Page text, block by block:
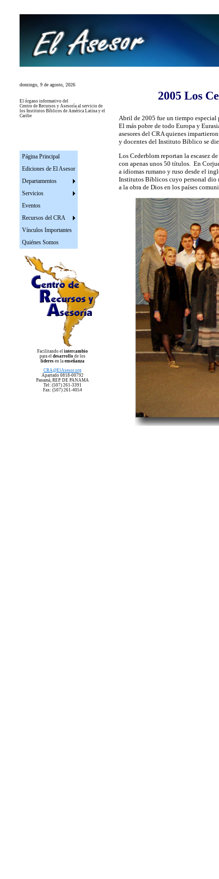
domingo, 9 de agosto, 2026
El órgano informativo del
Centro de Recursos y Asesoría al servicio de
los Institutos Bíblicos de América Latina y el
Caribe
Página Principal
Ediciones de El Asesor
Departamentos
Servicios
Eventos
Recursos del CRA
Vínculos Importantes
Quiénes Somos
Facilitando el intercambio
para el desarrollode los
líderesen la enseñanza
CRA@ElAsesor.org
Apartado 0818-00792
Panamá, REP. DE PANAMA
Tel: (507) 261-3391
Fax: (507) 261-4054
2005 Los
Abril de 2005 fue un tiempo especial
El más pobre de todo Europa y
asesores del CRA quienes
y docentes del Instituto Bíblico se
Los Cederblom reportan la escasez
con apenas unos 50 títulos. En
a idiomas rumano y ruso desde el
Institutos Bíblicos cuyo personal dio
a la obra de Dios en los países